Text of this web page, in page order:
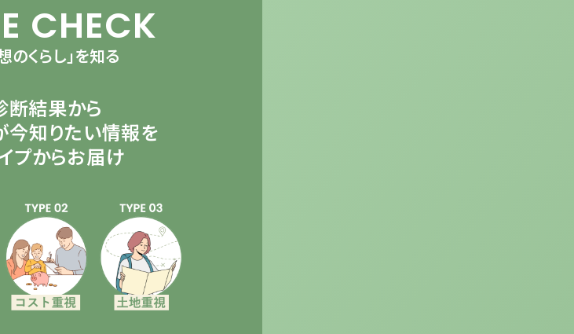
CHECK
のくらし」を知る
断結果から
今知りたい情報を
プからお届け